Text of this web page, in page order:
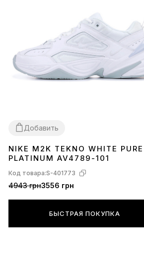
Добавить
3637 38 3940 41 4445
NIKE M2K TEKNO WHITE PURE
PLATINUM AV4789-101
Код товара:S-401773
4943 грн3556 грн
БЫСТРАЯ ПОКУПКА